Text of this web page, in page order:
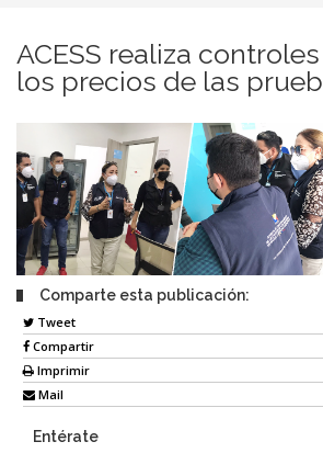
ACESS realiza
los precios de las
Comparte esta publicación:
Tweet
Compartir
Imprimir
Mail
Entérate